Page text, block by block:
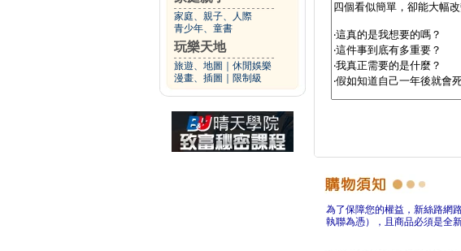
家庭、親子、人際
青少年、童書
玩樂天地
旅遊、地圖
休閒娛樂
漫畫、插圖
限制級
為了保障您的權益，新絲路網
執聯為憑），且商品必須是全